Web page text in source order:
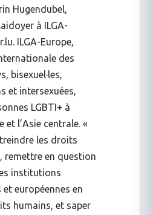
Hugendubel,
à ILGA-
. ILGA-Europe,
des
bisexuel·les,
et intersexuées,
LGBTI+ à
et l’Asie centrale. «
les droits
remettre en question
institutions
européennes en
humains, et saper